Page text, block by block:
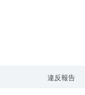
違反報告